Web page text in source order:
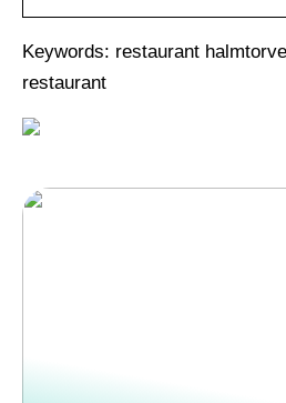
Keywords: restaurant
restaurant